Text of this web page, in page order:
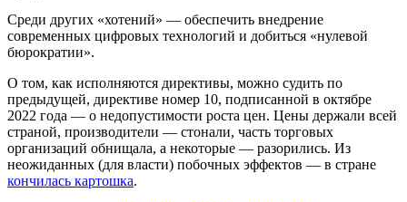
Среди других «хотений» — обеспечить внедрение
современных цифровых технологий и добиться «нулевой
бюрократии».
О том, как исполняются директивы, можно судить по
предыдущей, директиве номер 10, подписанной в октябре
2022 года — о недопустимости роста цен. Цены держали всей
страной, производители — стонали, часть торговых
организаций обнищала, а некоторые — разорились. Из
неожиданных (для власти) побочных эффектов — в стране
кончилась картошка.